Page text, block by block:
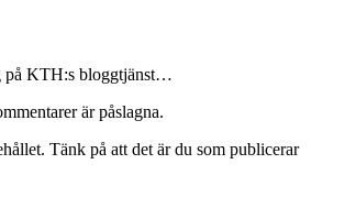
på KTH:s bloggtjänst…
är påslagna.
Tänk på att det är du som publicerar